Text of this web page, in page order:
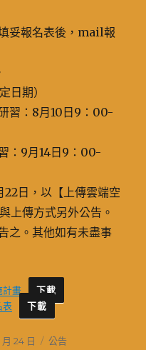
妥報名表後，mail報
日期）
習：8月10日9：00-
：9月14日9：00-
日，以【上傳雲端空
上傳方式另外公告。
之。其他如有未盡事
計畫 下載
表 下載
24 日
分
公告